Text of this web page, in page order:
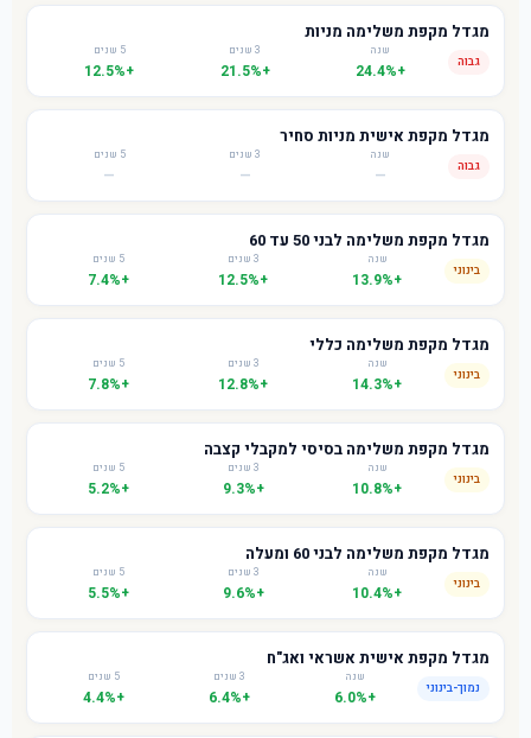
מגדל מקפת משלימה מניות
גבוה
שנה
+24.4%
3 שנים
+21.5%
5 שנים
+12.5%
מגדל מקפת אישית מניות סחיר
גבוה
שנה
—
3 שנים
—
5 שנים
—
מגדל מקפת משלימה לבני 50 עד 60
בינוני
שנה
+13.9%
3 שנים
+12.5%
5 שנים
+7.4%
מגדל מקפת משלימה כללי
בינוני
שנה
+14.3%
3 שנים
+12.8%
5 שנים
+7.8%
מגדל מקפת משלימה בסיסי למקבלי קצבה
בינוני
שנה
+10.8%
3 שנים
+9.3%
5 שנים
+5.2%
מגדל מקפת משלימה לבני 60 ומעלה
בינוני
שנה
+10.4%
3 שנים
+9.6%
5 שנים
+5.5%
מגדל מקפת אישית אשראי ואג"ח
נמוך-בינוני
שנה
+6.0%
3 שנים
+6.4%
5 שנים
+4.4%